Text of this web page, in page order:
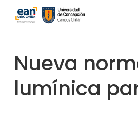
contentNueva
lumínica